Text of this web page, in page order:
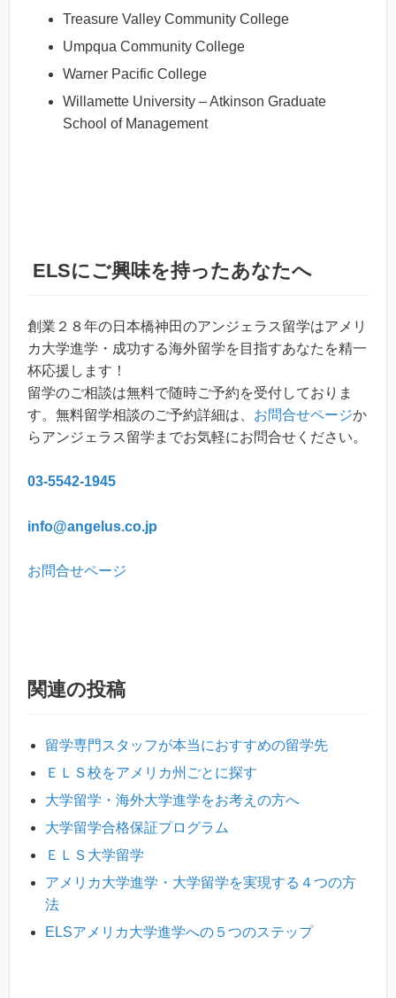
Treasure Valley Community College
Umpqua Community College
Warner Pacific College
Willamette University – Atkinson Graduate
School of Management
ELSにご興味を持ったあなたへ
創業２８年の日本橋神田のアンジェラス留学はアメリ
カ大学進学・成功する海外留学を目指すあなたを精一
杯応援します！
留学のご相談は無料で随時ご予約を受付しておりま
す。無料留学相談のご予約詳細は、 お問合せページか
らアンジェラス留学までお気軽にお問合せください。
03-5542-1945
info@angelus.co.jp
お問合せページ
関連の投稿
留学専門スタッフが本当におすすめの留学先
ＥＬＳ校をアメリカ州ごとに探す
大学留学・海外大学進学をお考えの方へ
大学留学合格保証プログラム
ＥＬＳ大学留学
アメリカ大学進学・大学留学を実現する４つの方
法
ELSアメリカ大学進学への５つのステップ